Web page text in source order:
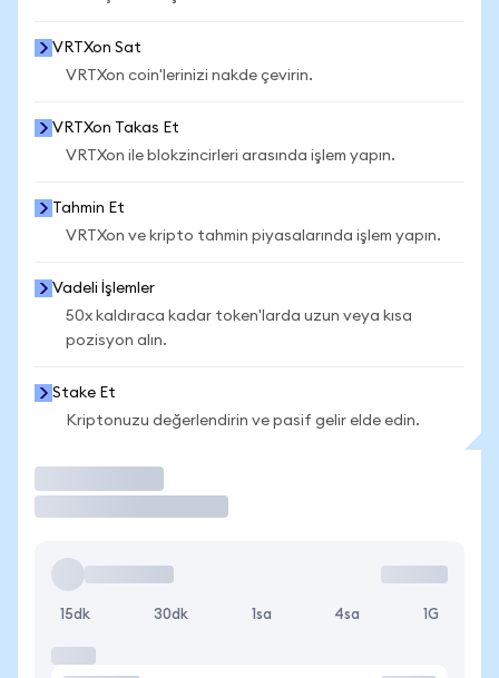
VRTXon Sat
VRTXon coin'lerinizi nakde çevirin.
VRTXon Takas Et
VRTXon ile blokzincirleri arasında işlem yapın.
Tahmin Et
VRTXon ve kripto tahmin piyasalarında işlem yapın.
Vadeli İşlemler
50x kaldıraca kadar token'larda uzun veya kısa
pozisyon alın.
Stake Et
Kriptonuzu değerlendirin ve pasif gelir elde edin.
15dk 30dk 1sa 4sa 1G